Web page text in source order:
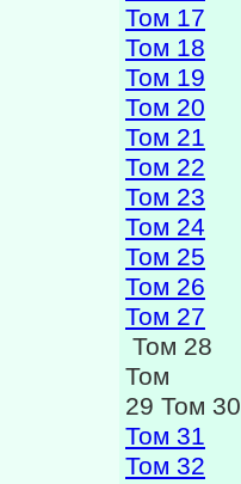
Том 17
Том 18
Том 19
Том 20
Том 21
Том 22
Том 23
Том 24
Том 25
Том 26
Том 27
Том 28
Том
29 Том 30
Том 31
Том 32